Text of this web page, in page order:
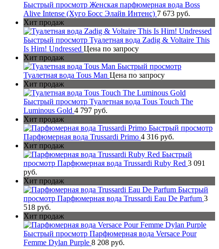
Быстрый просмотр Женская парфюмерная вода Boss
Alive Intense (Хуго Босс Элайв Интенс) 7 673 руб.
Хит продаж
Быстрый просмотр Туалетная вода Zadig & Voltaire This
Is Him! Undressed Цена по запросу
Хит продаж
Быстрый просмотр
Туалетная вода Tous Man Цена по запросу
Хит продаж
Быстрый просмотр Туалетная вода Tous Touch The
Luminous Gold 4 797 руб.
Хит продаж
Быстрый просмотр
Парфюмерная вода Trussardi Primo 4 316 руб.
Хит продаж
Быстрый
просмотр Парфюмерная вода Trussardi Ruby Red 3 091
руб.
Хит продаж
Быстрый
просмотр Парфюмерная вода Trussardi Eau De Parfum 3
518 руб.
Хит продаж
Быстрый просмотр Парфюмерная вода Versace Pour
Femme Dylan Purple 8 208 руб.